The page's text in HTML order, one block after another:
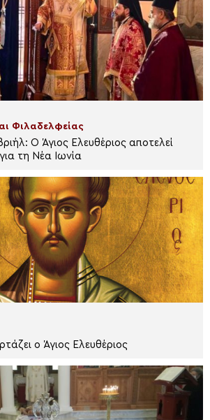
Φιλαδελφείας
Ο Άγιος Ελευθέριος αποτελεί
τη Νέα Ιωνία
ο Άγιος Ελευθέριος